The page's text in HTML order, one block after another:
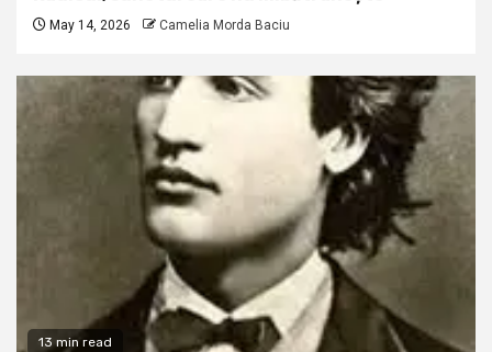
May 14, 2026 Camelia Morda Baciu
13 min read